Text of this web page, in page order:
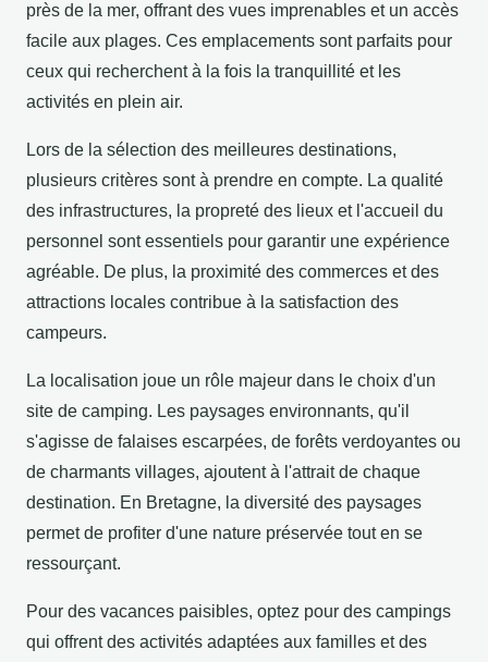
près de la mer, offrant des vues imprenables et un accès
facile aux plages. Ces emplacements sont parfaits pour
ceux qui recherchent à la fois la tranquillité et les
activités en plein air.
Lors de la sélection des meilleures destinations,
plusieurs critères sont à prendre en compte. La qualité
des infrastructures, la propreté des lieux et l'accueil du
personnel sont essentiels pour garantir une expérience
agréable. De plus, la proximité des commerces et des
attractions locales contribue à la satisfaction des
campeurs.
La localisation joue un rôle majeur dans le choix d'un
site de camping. Les paysages environnants, qu'il
s'agisse de falaises escarpées, de forêts verdoyantes ou
de charmants villages, ajoutent à l'attrait de chaque
destination. En Bretagne, la diversité des paysages
permet de profiter d'une nature préservée tout en se
ressourçant.
Pour des vacances paisibles, optez pour des campings
qui offrent des activités adaptées aux familles et des